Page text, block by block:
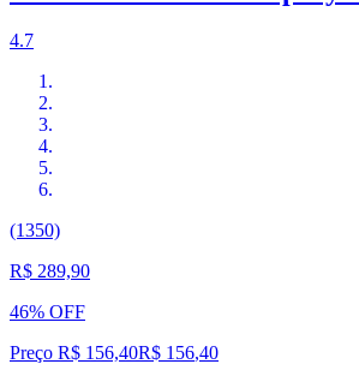
4.7
(1350)
R$ 289,90
46% OFF
Preço R$ 156,40R$ 156,40